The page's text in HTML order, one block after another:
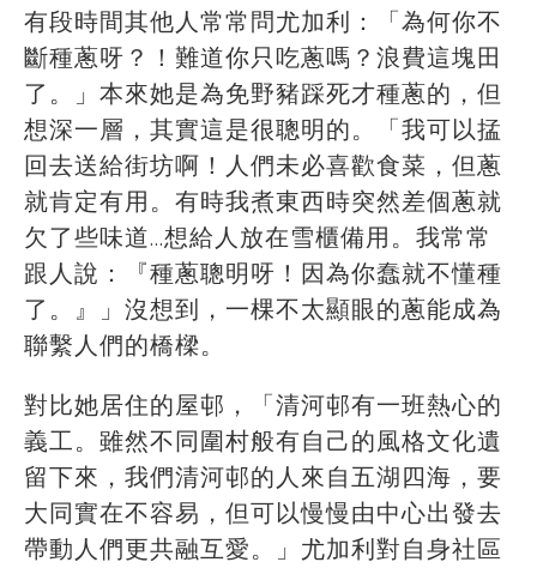
有段時間其他人常常問尤加利：「為何你不
斷種蔥呀？！難道你只吃蔥嗎？浪費這塊田
了。」本來她是為免野豬踩死才種蔥的，但
想深一層，其實這是很聰明的。「我可以掹
回去送給街坊啊！人們未必喜歡食菜，但蔥
就肯定有用。有時我煮東西時突然差個蔥就
欠了些味道…想給人放在雪櫃備用。我常常
跟人說：『種蔥聰明呀！因為你蠢就不懂種
了。』」沒想到，一棵不太顯眼的蔥能成為
聯繫人們的橋樑。
對比她居住的屋邨，「清河邨有一班熱心的
義工。雖然不同圍村般有自己的風格文化遺
留下來，我們清河邨的人來自五湖四海，要
大同實在不容易，但可以慢慢由中心出發去
帶動人們更共融互愛。」尤加利對自身社區